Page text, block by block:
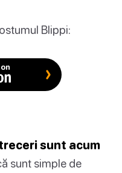
Blippi:
sunt acum
sunt simple de